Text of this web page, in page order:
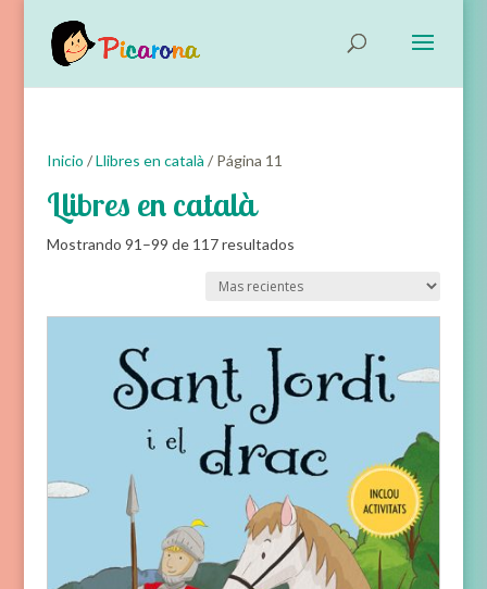
Inicio /Llibres en català / Página 11
Llibres en català
Mostrando 91–99 de 117 resultadosOrdenado
los
últimos